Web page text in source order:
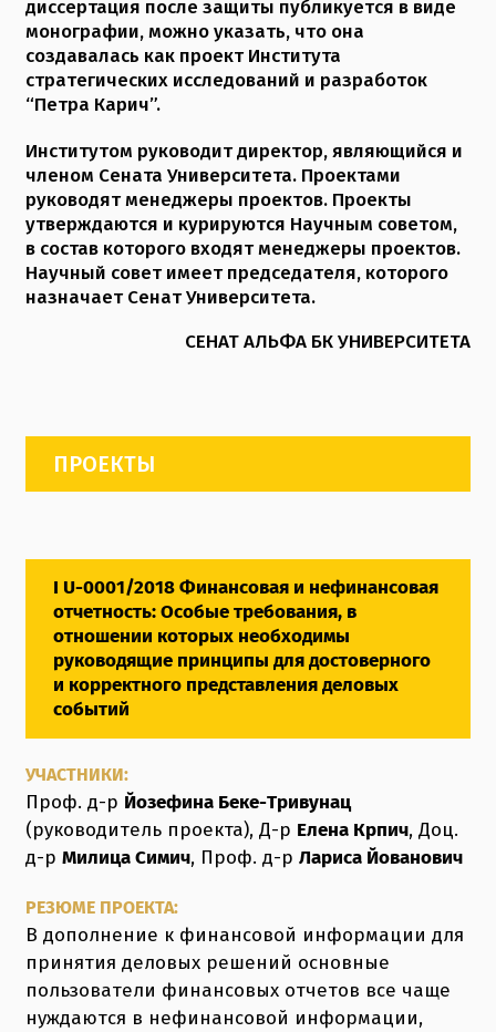
диссертация после защиты публикуется в виде
монографии, можно указать, что она
создавалась как проект Института
стратегических исследований и разработок
“Петра Карич”.
Институтом руководит директор, являющийся и
членом Сената Университета. Проектами
руководят менеджеры проектов. Проекты
утверждаются и курируются Научным советом,
в состав которого входят менеджеры проектов.
Научный совет имеет председателя, которого
назначает Сенат Университета.
СЕНАТ АЛЬФА БК УНИВЕРСИТЕТА
ПРОЕКТЫ
I U-0001/2018 Финансовая и нефинансовая
отчетность: Особые требования, в
отношении которых необходимы
руководящие принципы для достоверного
и корректного представления деловых
событий
УЧАСТНИКИ:
Проф. д-р Йозефина Беке-Тривунац
(руководитель проекта), Д-р Елена Крпич, Доц.
д-рМилица Симич, Проф. д-рЛариса Йованович
РЕЗЮМЕ ПРОЕКТА:
В дополнение к финансовой информации для
принятия деловых решений основные
пользователи финансовых отчетов все чаще
нуждаются в нефинансовой информации,